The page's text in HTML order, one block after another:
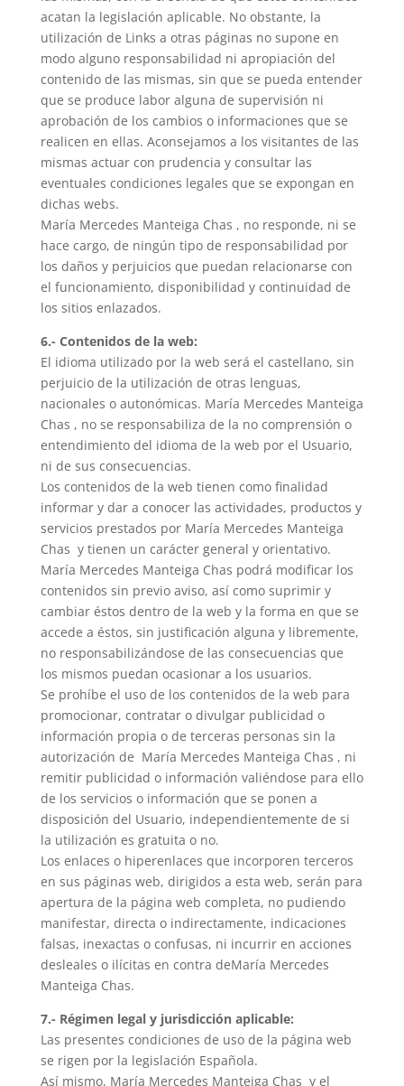
acatan la legislación aplicable. No obstante, la
utilización de Links a otras páginas no supone en
modo alguno responsabilidad ni apropiación del
contenido de las mismas, sin que se pueda entender
que se produce labor alguna de supervisión ni
aprobación de los cambios o informaciones que se
realicen en ellas. Aconsejamos a los visitantes de las
mismas actuar con prudencia y consultar las
eventuales condiciones legales que se expongan en
dichas webs.
María Mercedes Manteiga Chas , no responde, ni se
hace cargo, de ningún tipo de responsabilidad por
los daños y perjuicios que puedan relacionarse con
el funcionamiento, disponibilidad y continuidad de
los sitios enlazados.
6.- Contenidos de la web:
El idioma utilizado por la web será el castellano, sin
perjuicio de la utilización de otras lenguas,
nacionales o autonómicas. María Mercedes Manteiga
Chas , no se responsabiliza de la no comprensión o
entendimiento del idioma de la web por el Usuario,
ni de sus consecuencias.
Los contenidos de la web tienen como finalidad
informar y dar a conocer las actividades, productos y
servicios prestados por María Mercedes Manteiga
Chas y tienen un carácter general y orientativo.
María Mercedes Manteiga Chas podrá modificar los
contenidos sin previo aviso, así como suprimir y
cambiar éstos dentro de la web y la forma en que se
accede a éstos, sin justificación alguna y libremente,
no responsabilizándose de las consecuencias que
los mismos puedan ocasionar a los usuarios.
Se prohíbe el uso de los contenidos de la web para
promocionar, contratar o divulgar publicidad o
información propia o de terceras personas sin la
autorización de María Mercedes Manteiga Chas , ni
remitir publicidad o información valiéndose para ello
de los servicios o información que se ponen a
disposición del Usuario, independientemente de si
la utilización es gratuita o no.
Los enlaces o hiperenlaces que incorporen terceros
en sus páginas web, dirigidos a esta web, serán para
apertura de la página web completa, no pudiendo
manifestar, directa o indirectamente, indicaciones
falsas, inexactas o confusas, ni incurrir en acciones
desleales o ilícitas en contra deMaría Mercedes
Manteiga Chas.
7.- Régimen legal y jurisdicción aplicable:
Las presentes condiciones de uso de la página web
se rigen por la legislación Española.
Así mismo, María Mercedes Manteiga Chas y el